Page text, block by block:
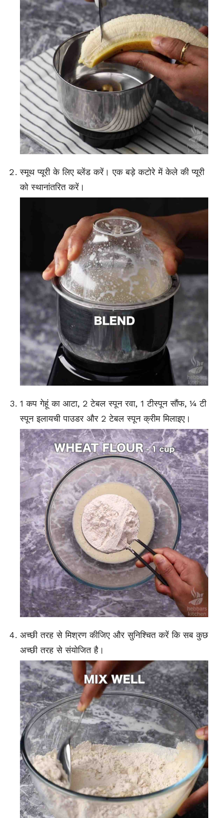
स्मूथ प्यूरी के लिए ब्लेंड करें। एक बड़े कटोरे में केले की प्यूरी
को स्थानांतरित करें।
1 कप गेहूं का आटा, 2 टेबल स्पून रवा, 1 टीस्पून सौंफ, ¼ टी
स्पून इलायची पाउडर और 2 टेबल स्पून क्रीम मिलाइए।
अच्छी तरह से मिश्रण कीजिए और सुनिश्चित करें कि सब कुछ
अच्छी तरह से संयोजित है।